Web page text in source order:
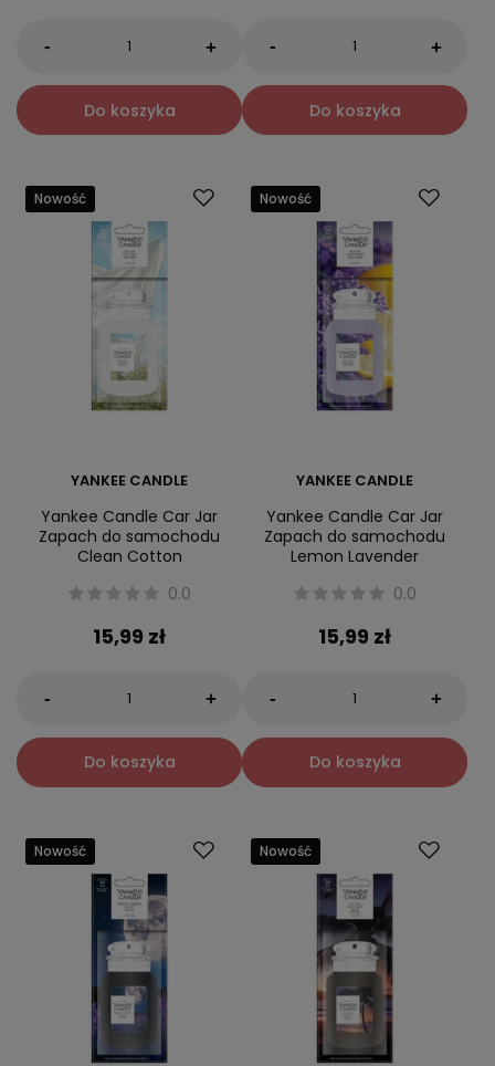
- +
Do koszyka
- +
Do koszyka
Nowość
YANKEE CANDLE
Yankee Candle Car Jar
Zapach do samochodu
Clean Cotton
0.0
15,99 zł
- +
Do koszyka
Nowość
YANKEE CANDLE
Yankee Candle Car Jar
Zapach do samochodu
Lemon Lavender
0.0
15,99 zł
- +
Do koszyka
Nowość Nowość